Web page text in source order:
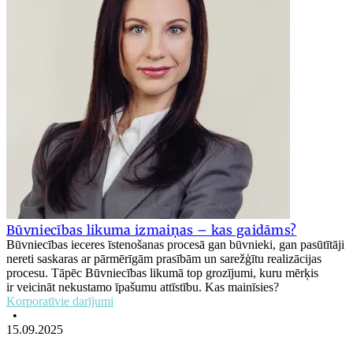
Būvniecības likuma izmaiņas – kas gaidāms?
Būvniecības ieceres īstenošanas procesā gan būvnieki, gan pasūtītāji
nereti saskaras ar pārmērīgām prasībām un sarežģītu realizācijas
procesu. Tāpēc Būvniecības likumā top grozījumi, kuru mērķis
ir veicināt nekustamo īpašumu attīstību. Kas mainīsies?
Korporatīvie darījumi
•
15.09.2025